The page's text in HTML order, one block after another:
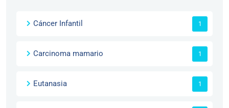
Cáncer Infantil 1
Carcinoma mamario 1
Eutanasia 1